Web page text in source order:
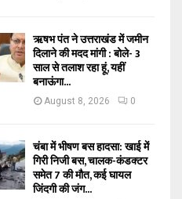
ऋषभ पंत ने उत्तराखंड में जमीन
दिलाने की मदद मांगी : बोले- 3
साल से तलाश रहा हूं, यहीं
बनाऊंगा...
August 8, 2026 0
चंबा में भीषण बस हादसा: खाई में
गिरी निजी बस, चालक-कंडक्टर
समेत 7 की मौत, कई घायल
जिंदगी की जंग...